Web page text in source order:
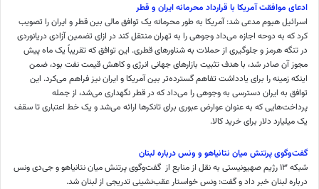
ادعای موافقت آمریکا با قرارداد محرمانه ایران و قطر
اسرائیل هیوم مدعی شد: آمریکا به طور محرمانه یک توافق مالی بین قطر و ایران را تصویب
کرد که به دوحه اجازه می‌داد وجوهی را به تهران منتقل کند در ازای تضمین آزادی دریانوردی
در تنگه هرمز و جلوگیری از حملات به شناورهای قطری. این توافق که تقریباً یک ماه پیش
مجوز آن صادر شد، با هدف تثبیت بازارهای جهانی انرژی و کاهش قیمت نفت بود، ضمن
اینکه زمینه را برای یادداشت تفاهم گسترده‌تر بین آمریکا و ایران نیز فراهم می‌کرد. این
توافق به ایران دسترسی به وجوهی را می‌داد که در قطر نگهداری می‌شد، از جمله
پرداخت‌هایی که به عنوان عوارض عبوری برای تانکرها ارائه می‌شد و یک خط اعتباری تا سقف
یک میلیارد دلار برای خرید کالا.
گفت‌وگوی پرتنش میان نتانیاهو و ونس درباره لبنان
شبکه ۱۳ رژیم صهیونیستی به نقل از منابع از گفت‌وگوی پرتنش میان نتانیاهو و جی‌دی ونس
درباره لبنان خبر داد و گفت: ونس خواستار عقب‌نشینی تدریجی از لبنان شد.